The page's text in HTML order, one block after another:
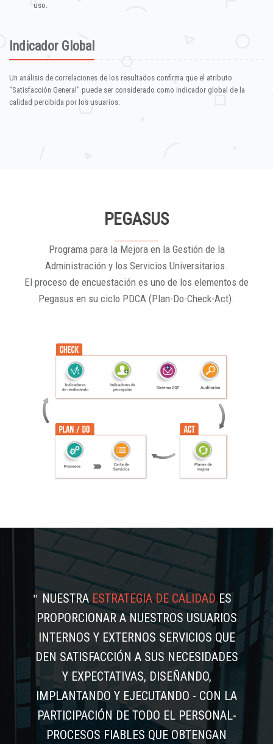
uso.
Indicador Global
Un análisis de correlaciones de los resultados confirma que el atributo
"Satisfacción General" puede ser considerado como indicador global de la
calidad percibida por los usuarios.
PEGASUS
Programa para la Mejora en la Gestión de la
Administración y los Servicios Universitarios.
El proceso de encuestación es uno de los elementos de
Pegasus en su ciclo PDCA (Plan-Do-Check-Act).
NUESTRAESTRATEGIA DE CALIDADES
PROPORCIONAR A NUESTROS USUARIOS
INTERNOS Y EXTERNOS SERVICIOS QUE
DEN SATISFACCIÓN A SUS NECESIDADES
Y EXPECTATIVAS, DISEÑANDO,
IMPLANTANDO Y EJECUTANDO - CON LA
PARTICIPACIÓN DE TODO EL PERSONAL-
PROCESOS FIABLES QUE OBTENGAN